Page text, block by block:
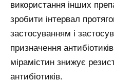
використання інших
зробити інтервал
застосуванням і
призначення
мірамістин знижує
антибіотиків.